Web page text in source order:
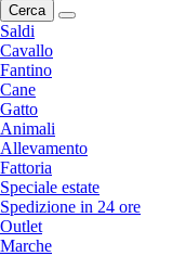
Cerca
Saldi
Cavallo
Fantino
Cane
Gatto
Animali
Allevamento
Fattoria
Speciale estate
Spedizione in 24 ore
Outlet
Marche